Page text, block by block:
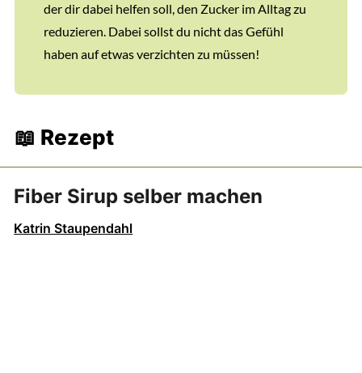
der dir dabei helfen soll, den Zucker im Alltag zu
reduzieren. Dabei sollst du nicht das Gefühl
haben auf etwas verzichten zu müssen!
📖 Rezept
Fiber Sirup selber machen
Katrin Staupendahl